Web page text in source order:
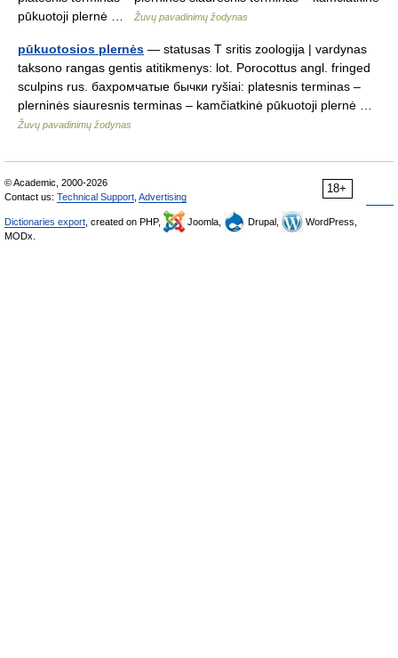
pūkuotoji plernė …
Žuvų pavadinimų žodynas
pūkuotosios plernės — statusas T sritis zoologija | vardynas
taksono rangas gentis atitikmenys: lot. Porocottus angl. fringed
sculpins rus. бахромчатые бычки ryšiai: platesnis terminas –
plerninės siauresnis terminas – kamčiatkinė pūkuotoji plernė …
Žuvų pavadinimų žodynas
18+
© Academic, 2000-2026
Contact us: Technical Support Advertising
Dictionaries export , created on PHP, Joomla, Drupal,
WordPress,
MODx.